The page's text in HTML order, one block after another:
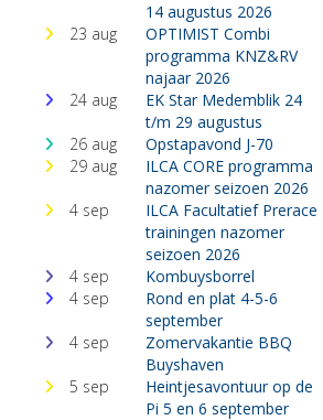
14 augustus 2026
23 aug
OPTIMIST Combi
programma KNZ&RV
najaar 2026
24 aug
EK Star Medemblik 24
t/m 29 augustus
26 aug
Opstapavond J-70
29 aug
ILCA CORE programma
nazomer seizoen 2026
4 sep
ILCA Facultatief Prerace
trainingen nazomer
seizoen 2026
4 sep
Kombuysborrel
4 sep
Rond en plat 4-5-6
september
4 sep
Zomervakantie BBQ
Buyshaven
5 sep
Heintjesavontuur op de
Pi 5 en 6 september